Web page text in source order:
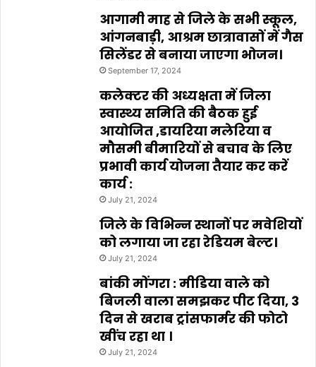
आगामी माह से जिले के सभी स्कूल,
आंगनबाड़ी, आश्रम छात्रावासों में गैस
सिलेंडर से बनाया जाएगा भोजन।
September 17, 2024
कलेक्टर की अध्यक्षता में जिला
स्वास्थ्य समिति की बैठक हुई
आयोजित ,डायरिया मलेरिया व
मौसमी बीमारियों से बचाव के लिए
प्रभावी कार्य योजना तैयार कर करें
कार्य :
July 21, 2024
जिले के विभिन्न स्थानों पर मवेशियों
को लगाया जा रहा रेडियम बेल्ट।
July 21, 2024
बांकी मोंगरा : मीडिया वाले को
बिजली वाला समझकर पीट दिया, 3
दिन से खराब ट्रांसफार्मर की फोटो
खींच रहा था ।
July 21, 2024